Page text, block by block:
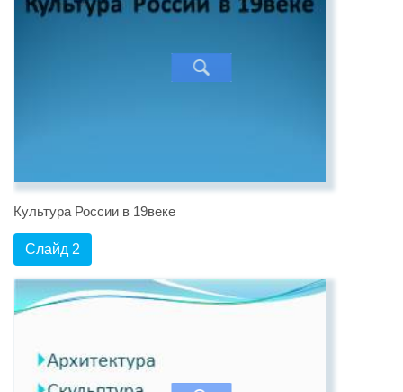
Культура России в 19веке
Слайд 2